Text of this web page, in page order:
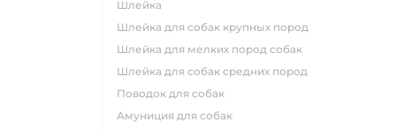
шлейка
шлейка для собак крупных пород
шлейка для мелких пород собак
шлейка для собак средних пород
поводок для собак
амуниция для собак